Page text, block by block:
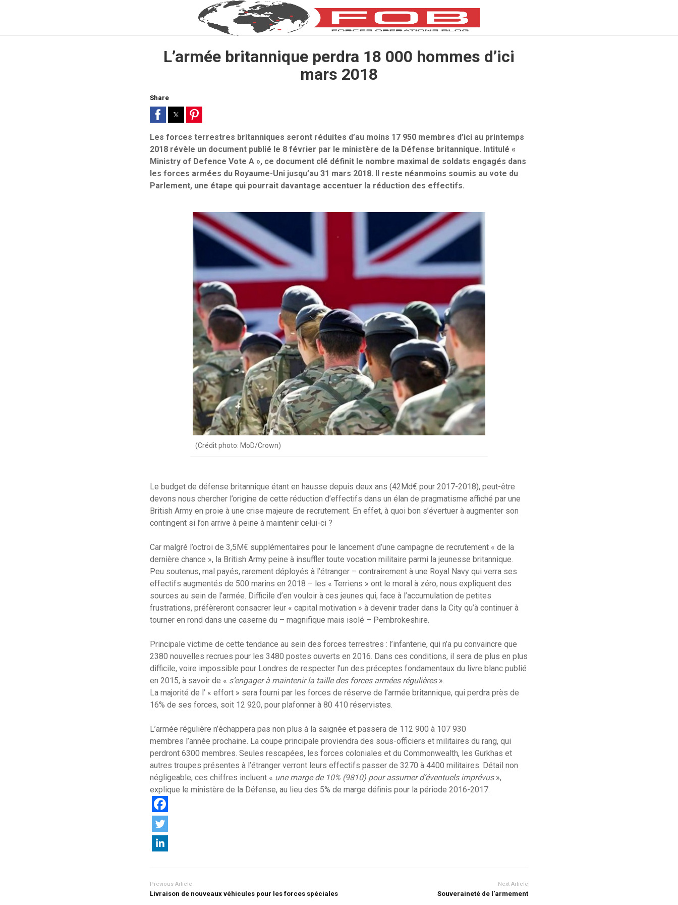
L’armée britannique perdra 18 000 hommes d’ici
mars 2018
Share
Les forces terrestres britanniques seront réduites d’au moins 17 950 membres d’ici au printemps
2018 révèle un document publié le 8 février par le ministère de la Défense britannique. Intitulé «
Ministry of Defence Vote A », ce document clé définit le nombre maximal de soldats engagés dans
les forces armées du Royaume-Uni jusqu’au 31 mars 2018. Il reste néanmoins soumis au vote du
Parlement, une étape qui pourrait davantage accentuer la réduction des effectifs.
(Crédit photo: MoD/Crown)
Le budget de défense britannique étant en hausse depuis deux ans (42Md€ pour 2017-2018), peut-être
devons nous chercher l’origine de cette réduction d’effectifs dans un élan de pragmatisme affiché par une
British Army en proie à une crise majeure de recrutement. En effet, à quoi bon s’évertuer à augmenter son
contingent si l’on arrive à peine à maintenir celui-ci ?
Car malgré l’octroi de 3,5M€ supplémentaires pour le lancement d’une campagne de recrutement « de la
dernière chance », la British Army peine à insuffler toute vocation militaire parmi la jeunesse britannique.
Peu soutenus, mal payés, rarement déployés à l’étranger – contrairement à une Royal Navy qui verra ses
effectifs augmentés de 500 marins en 2018 – les « Terriens » ont le moral à zéro, nous expliquent des
sources au sein de l’armée. Difficile d’en vouloir à ces jeunes qui, face à l’accumulation de petites
frustrations, préfèreront consacrer leur « capital motivation » à devenir trader dans la City qu’à continuer à
tourner en rond dans une caserne du – magnifique mais isolé – Pembrokeshire.
Principale victime de cette tendance au sein des forces terrestres : l’infanterie, qui n’a pu convaincre que
2380 nouvelles recrues pour les 3480 postes ouverts en 2016. Dans ces conditions, il sera de plus en plus
difficile, voire impossible pour Londres de respecter l’un des préceptes fondamentaux du livre blanc publié
en 2015, à savoir de « s’engager à maintenir la taille des forces armées régulières».
La majorité de l’ « effort » sera fourni par les forces de réserve de l’armée britannique, qui perdra près de
16% de ses forces, soit 12 920, pour plafonner à 80 410 réservistes.
L’armée régulière n’échappera pas non plus à la saignée et passera de 112 900 à 107 930
membres l’année prochaine. La coupe principale proviendra des sous-officiers et militaires du rang, qui
perdront 6300 membres. Seules rescapées, les forces coloniales et du Commonwealth, les Gurkhas et
autres troupes présentes à l’étranger verront leurs effectifs passer de 3270 à 4400 militaires. Détail non
négligeable, ces chiffres incluent « une marge de 10% (9810) pour assumer d’éventuels imprévus»,
explique le ministère de la Défense, au lieu des 5% de marge définis pour la période 2016-2017.
Previous Article
Livraison de nouveaux véhicules pour les forces spéciales
Next Article
Souveraineté de l'armement